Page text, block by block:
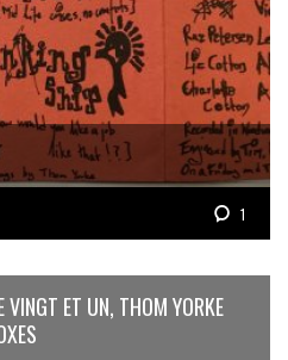
1
ET UN, THOM YORKE